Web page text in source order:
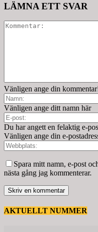
LÄMNA ETT SVAR
Vänligen ange din
Vänligen ange ditt namn här
Du har angett en felaktig e-
Vänligen ange din e-
Spara mitt namn, e-post
nästa gång jag kommenterar.
AKTUELLT NUMMER